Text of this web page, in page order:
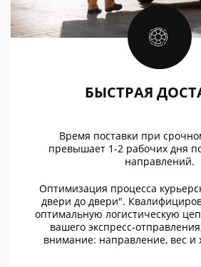
БЫСТРАЯ
Время поставки при
превышает 1-2 рабочих дня
направлений.
Оптимизация процесса
двери до двери".
оптимальную логистическую
вашего экспресс-
внимание: направление, вес и